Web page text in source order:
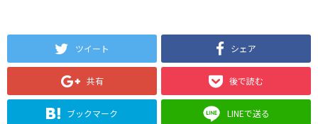
ツイート シェア
共有 後で読む
ブックマーク LINEで送る